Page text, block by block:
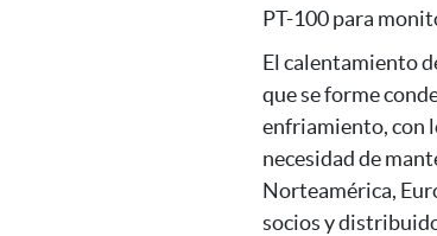
PT-100 para
El calentamiento
que se forme
enfriamiento, con
necesidad de
Norteamérica,
socios y